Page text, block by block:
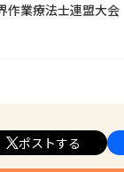
作業療法士連盟大
ポストする